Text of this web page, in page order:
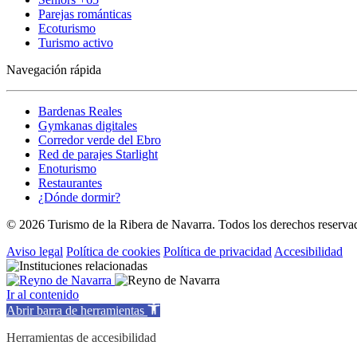
Parejas románticas
Ecoturismo
Turismo activo
Navegación rápida
Bardenas Reales
Gymkanas digitales
Corredor verde del Ebro
Red de parajes Starlight
Enoturismo
Restaurantes
¿Dónde dormir?
© 2026 Turismo de la Ribera de Navarra. Todos los derechos
Aviso legal Política de cookies Política de privacidad Accesibilidad
Ir al contenido
Abrir barra de herramientas
Herramientas de accesibilidad